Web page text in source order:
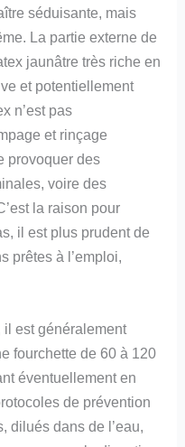
séduisante, mais
La partie externe de
jaunâtre très riche en
et potentiellement
n’est pas
et rinçage
provoquer des
voire des
la raison pour
il est plus prudent de
prêtes à l’emploi,
est généralement
fourchette de 60 à 120
éventuellement en
de prévention
dilués dans de l’eau,